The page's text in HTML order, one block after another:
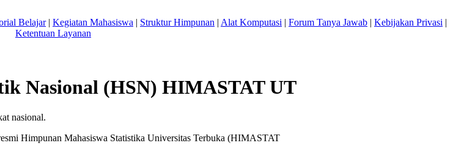
Belajar| Kegiatan Mahasiswa | Struktur Himpunan | Alat Komputasi | Forum Tanya Jawab | Kebijakan Privasi |
Ketentuan Layanan
Nasional (HSN) HIMASTAT UT
nasional.
Himpunan Mahasiswa Statistika Universitas Terbuka (HIMASTAT